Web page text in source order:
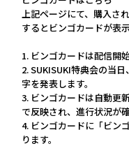
上記ページにて、購入さ
するとビンゴカードが表示
1. ビンゴカードは配信開
2. SUKISUKI特典会の当
字を発表します。
3. ビンゴカードは自動更
で反映され、進行状況が
4. ビンゴカードに「ビン
ります。